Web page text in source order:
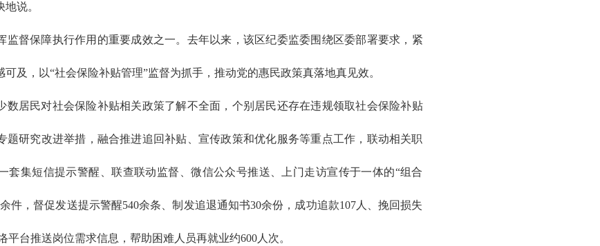
说。
监督保障执行作用的重要成效之一。去年以来，该区纪委监委围绕区委部署要求，紧
及，以“社会保险补贴管理”监督为抓手，推动党的惠民政策真落地真见效。
数居民对社会保险补贴相关政策了解不全面，个别居民还存在违规领取社会保险补贴
题研究改进举措，融合推进追回补贴、宣传政策和优化服务等重点工作，联动相关职
套集短信提示警醒、联查联动监督、微信公众号推送、上门走访宣传于一体的“组合
件，督促发送提示警醒540余条、制发追退通知书30余份，成功追款107人、挽回损失
平台推送岗位需求信息，帮助困难人员再就业约600人次。